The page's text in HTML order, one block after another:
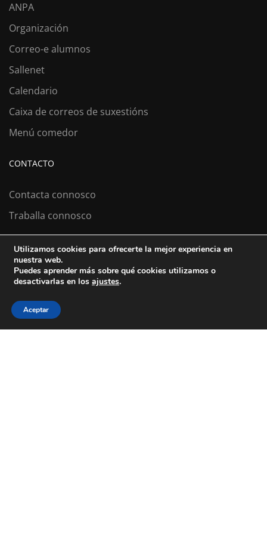
ANPA
Organización
Correo-e alumnos
Sallenet
Calendario
Caixa de correos de suxestións
Menú comedor
CONTACTO
Contacta connosco
Traballa connosco
Colexio La Salle Santiago
Aviso Legal
Política de cookies
Política de privacidad
Utilizamos cookies para ofrecerte la mejor experiencia en
nuestra web.
Puedes aprender más sobre qué cookies utilizamos o
desactivarlas en los ajustes.
Aceptar